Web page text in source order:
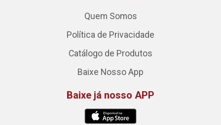
Quem Somos
Política de Privacidade
Catálogo de Produtos
Baixe Nosso App
Baixe já nosso APP